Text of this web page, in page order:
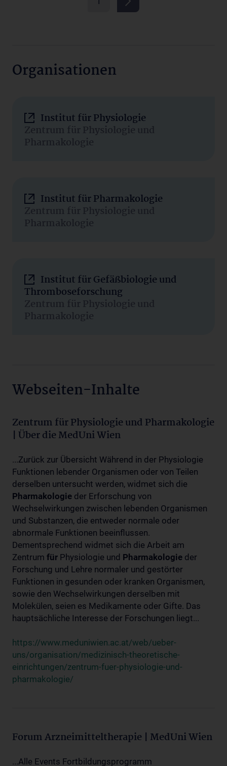
Organisationen
Institut für Physiologie
Zentrum für Physiologie und
Pharmakologie
Institut für Pharmakologie
Zentrum für Physiologie und
Pharmakologie
Institut für Gefäßbiologie und
Thromboseforschung
Zentrum für Physiologie und
Pharmakologie
Webseiten-Inhalte
Zentrum für Physiologie und Pharmakologie
| Über die MedUni Wien
...Zurück zur Übersicht Während in der Physiologie
Funktionen lebender Organismen oder von Teilen
derselben untersucht werden, widmet sich die
Pharmakologie der Erforschung von
Wechselwirkungen zwischen lebenden Organismen
und Substanzen, die entweder normale oder
abnormale Funktionen beeinflussen.
Dementsprechend widmet sich die Arbeit am
Zentrum für Physiologie und Pharmakologie der
Forschung und Lehre normaler und gestörter
Funktionen in gesunden oder kranken Organismen,
sowie den Wechselwirkungen derselben mit
Molekülen, seien es Medikamente oder Gifte. Das
hauptsächliche Interesse der Forschungen liegt...
https://www.meduniwien.ac.at/web/ueber-
uns/organisation/medizinisch-theoretische-
einrichtungen/zentrum-fuer-physiologie-und-
pharmakologie/
Forum Arzneimitteltherapie | MedUni Wien
...Alle Events Fortbildungsprogramm